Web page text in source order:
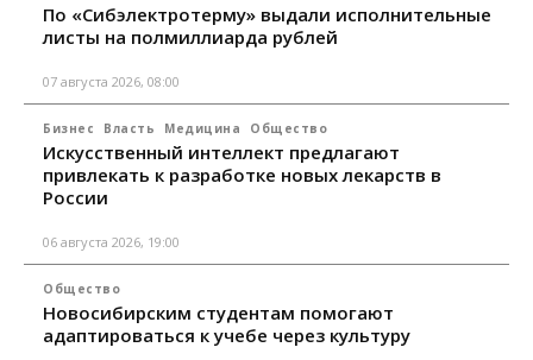
По «Сибэлектротерму» выдали исполнительные
листы на полмиллиарда рублей
07 августа 2026, 08:00
Бизнес Власть Медицина Общество
Искусственный интеллект предлагают
привлекать к разработке новых лекарств в
России
06 августа 2026, 19:00
Общество
Новосибирским студентам помогают
адаптироваться к учебе через культуру